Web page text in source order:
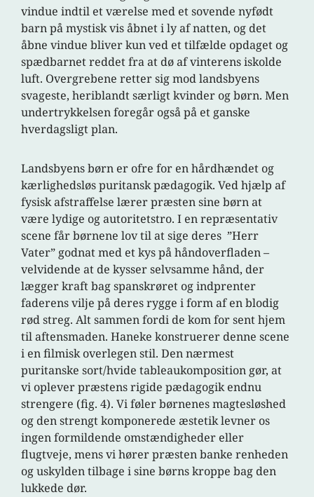
vindue indtil et værelse med et sovende nyfødt
barn på mystisk vis åbnet i ly af natten, og det
åbne vindue bliver kun ved et tilfælde opdaget og
spædbarnet reddet fra at dø af vinterens iskolde
luft. Overgrebene retter sig mod landsbyens
svageste, heriblandt særligt kvinder og børn. Men
undertrykkelsen foregår også på et ganske
hverdagsligt plan.
Landsbyens børn er ofre for en hårdhændet og
kærlighedsløs puritansk pædagogik. Ved hjælp af
fysisk afstraffelse lærer præsten sine børn at
være lydige og autoritetstro. I en repræsentativ
scene får børnene lov til at sige deres ”Herr
Vater” godnat med et kys på håndoverfladen –
velvidende at de kysser selvsamme hånd, der
lægger kraft bag spanskrøret og indprenter
faderens vilje på deres rygge i form af en blodig
rød streg. Alt sammen fordi de kom for sent hjem
til aftensmaden. Haneke konstruerer denne scene
i en filmisk overlegen stil. Den nærmest
puritanske sort/hvide tableaukomposition gør, at
vi oplever præstens rigide pædagogik endnu
strengere (fig. 4). Vi føler børnenes magtesløshed
og den strengt komponerede æstetik levner os
ingen formildende omstændigheder eller
flugtveje, mens vi hører præsten banke renheden
og uskylden tilbage i sine børns kroppe bag den
lukkede dør.